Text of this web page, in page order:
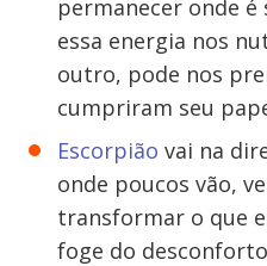
permanecer onde é
essa energia nos
outro, pode nos
cumpriram seu
Escorpião vai na
onde poucos vão,
transformar o que
foge do